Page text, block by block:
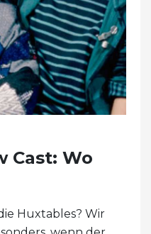
Cast: Wo
Huxtables? Wir